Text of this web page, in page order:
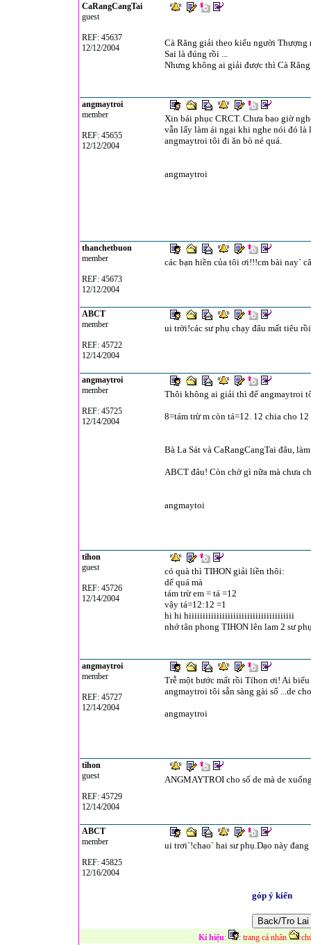
CaRangCangTai
guest
REF: 45637
12/12/2004
Cà Răng giải theo kiểu người Thượng
Sai là đúng rồi ...
Nhưng không ai giải được thì Cà
angmaytroi
member
REF: 45655
12/12/2004
Xin bái phục CRCT. Chưa bao giờ
vẫn lấy làm ái ngại khi nghe nói đó
angmaytroi tôi đi ăn bò né quá.
angmaytroi
thanchetbuon
member
REF: 45673
12/12/2004
các bạn hiền của tôi ơi!!!cm bài nay`
ABCT
member
REF: 45722
12/14/2004
ui trời!các sư phụ chạy đâu mất tiêu
angmaytroi
member
REF: 45725
12/14/2004
Thôi không ai giải thì để angmaytroi
8=tám trừ m còn tá=12. 12 chia cho 12
Bà La Sát và CaRangCangTai đâu,
ABCT đâu! Còn chờ gì nữa mà chưa
angmaytoi
tihon
guest
REF: 45726
12/14/2004
có quà thì TIHON giải liền thôi:
dể quá mà
tám trừ em = tá =12
vậy tá=12:12 =1
hi hi hiiiiiiiiiiiiiiiiiiiiiiiiiiiiiiiiiiiiii
nhớ tân phong TIHON lên lam 2 sư
angmaytroi
member
REF: 45727
12/14/2004
Trễ một bước mất rồi Tíhon ơi! Ai
angmaytroi tôi sẵn sàng gài số ...de
angmaytroi
tihon
guest
REF: 45729
12/14/2004
ANGMAYTROI cho số de mà de
ABCT
member
REF: 45825
12/16/2004
ui trơi`!chao` hai sư phụ.Dạo này
góp ý kiến
Kí hiệu: : trang cá nhân :